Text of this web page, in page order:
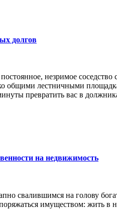
долгов
незримое соседство
общими лестничными
превратить вас в
на недвижимость
свалившимся на голову
имуществом: жить в